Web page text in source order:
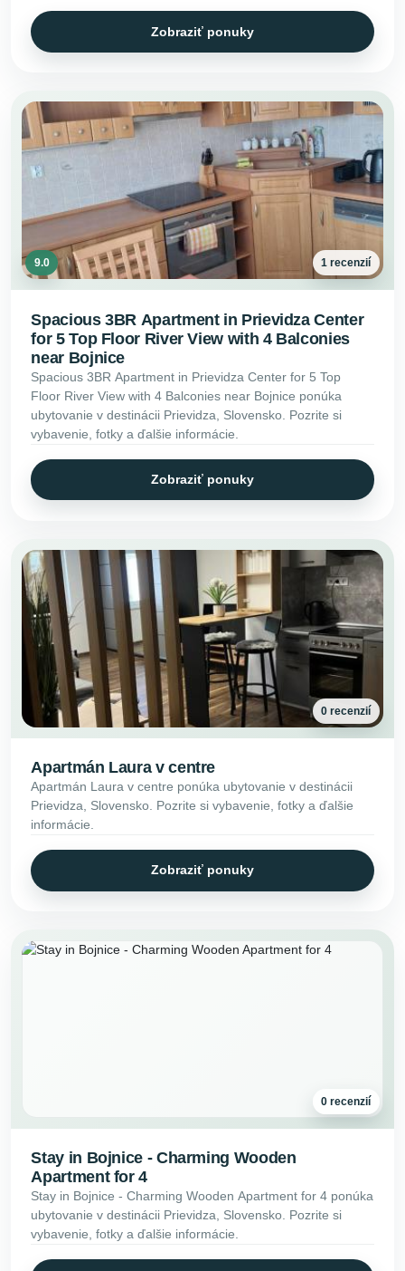
Zobraziť ponuky
9.0 1 recenzií
Spacious 3BR Apartment in Prievidza Center
for 5 Top Floor River View with 4 Balconies
near Bojnice
Spacious 3BR Apartment in Prievidza Center for 5 Top
Floor River View with 4 Balconies near Bojnice ponúka
ubytovanie v destinácii Prievidza, Slovensko. Pozrite si
vybavenie, fotky a ďalšie informácie.
Zobraziť ponuky
0 recenzií
Apartmán Laura v centre
Apartmán Laura v centre ponúka ubytovanie v destinácii
Prievidza, Slovensko. Pozrite si vybavenie, fotky a ďalšie
informácie.
Zobraziť ponuky
0 recenzií
Stay in Bojnice - Charming Wooden
Apartment for 4
Stay in Bojnice - Charming Wooden Apartment for 4 ponúka
ubytovanie v destinácii Prievidza, Slovensko. Pozrite si
vybavenie, fotky a ďalšie informácie.